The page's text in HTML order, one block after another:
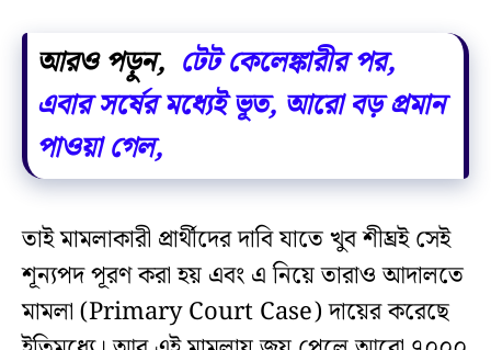
আরও পড়ুন, টেট কেলেঙ্কারীর পর,
এবার সর্ষের মধ্যেই ভূত, আরো বড় প্রমান
পাওয়া গেল,
তাই মামলাকারী প্রার্থীদের দাবি যাতে খুব শীঘ্রই সেই
শূন্যপদ পূরণ করা হয় এবং এ নিয়ে তারাও আদালতে
মামলা (Primary Court Case) দায়ের করেছে